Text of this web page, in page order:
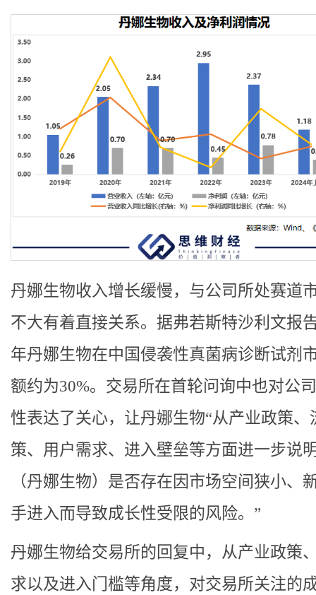
丹娜生物收入增长缓慢，与公司所处赛道
不大有着直接关系。据弗若斯特沙利文报
年丹娜生物在中国侵袭性真菌病诊断试剂
额约为30%。交易所在首轮问询中也对公
性表达了关心，让丹娜生物“从产业政策、
策、用户需求、进入壁垒等方面进一步说
（丹娜生物）是否存在因市场空间狭小、
手进入而导致成长性受限的风险。”
丹娜生物给交易所的回复中，从产业政策
求以及进入门槛等角度，对交易所关注的